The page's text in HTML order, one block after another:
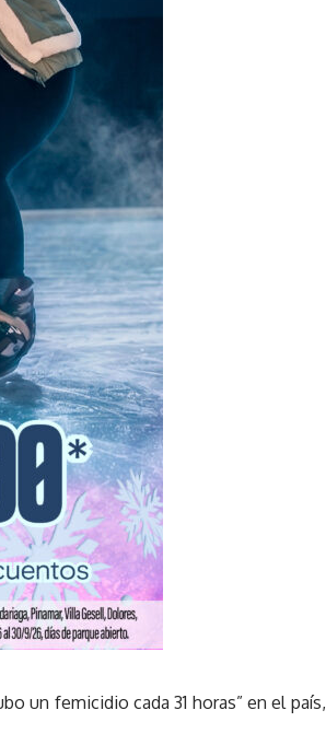
un femicidio cada 31 horas” en el país,